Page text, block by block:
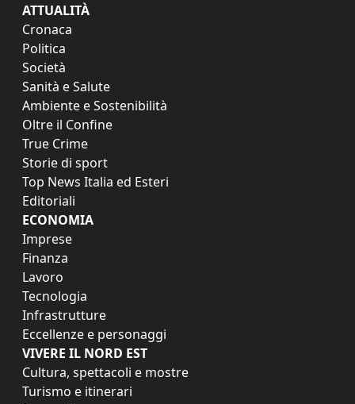
ATTUALITÀ
Cronaca
Politica
Società
Sanità e Salute
Ambiente e Sostenibilità
Oltre il Confine
True Crime
Storie di sport
Top News Italia ed Esteri
Editoriali
ECONOMIA
Imprese
Finanza
Lavoro
Tecnologia
Infrastrutture
Eccellenze e personaggi
VIVERE IL NORD EST
Cultura, spettacoli e mostre
Turismo e itinerari